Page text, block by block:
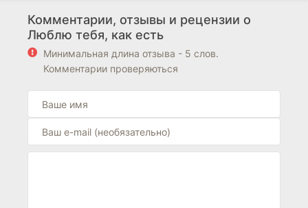
Комментарии, отзывы и рецензии о
Люблю тебя, как есть
Минимальная длина отзыва - 5 слов.
Комментарии проверяються